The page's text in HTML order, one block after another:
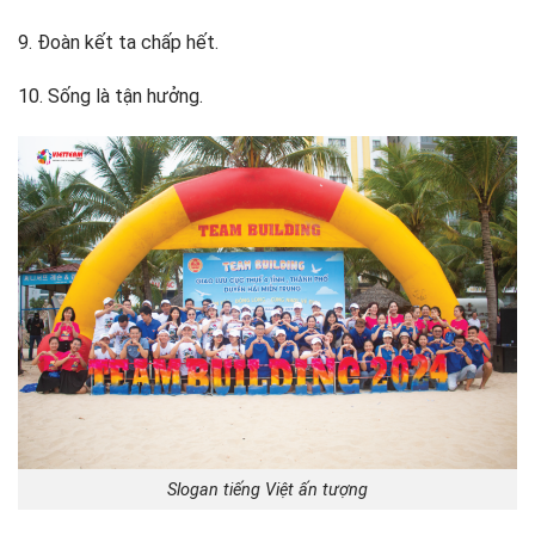
9. Đoàn kết ta chấp hết.
10. Sống là tận hưởng.
Slogan tiếng Việt ấn tượng